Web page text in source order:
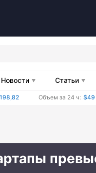
Новости Статьи
Объем за 24 ч: $49